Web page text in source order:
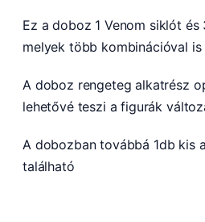
Ez a doboz 1 Venom siklót
melyek több kombinációval is
A doboz rengeteg alkatrész
lehetővé teszi a figurák
A dobozban továbbá 1db kis
található